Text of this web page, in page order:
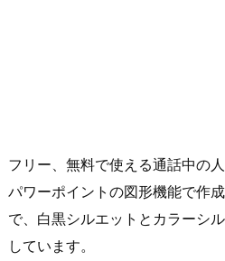
フリー、無料で使える通話中の
パワーポイントの図形機能で作
で、白黒シルエットとカラーシ
しています。